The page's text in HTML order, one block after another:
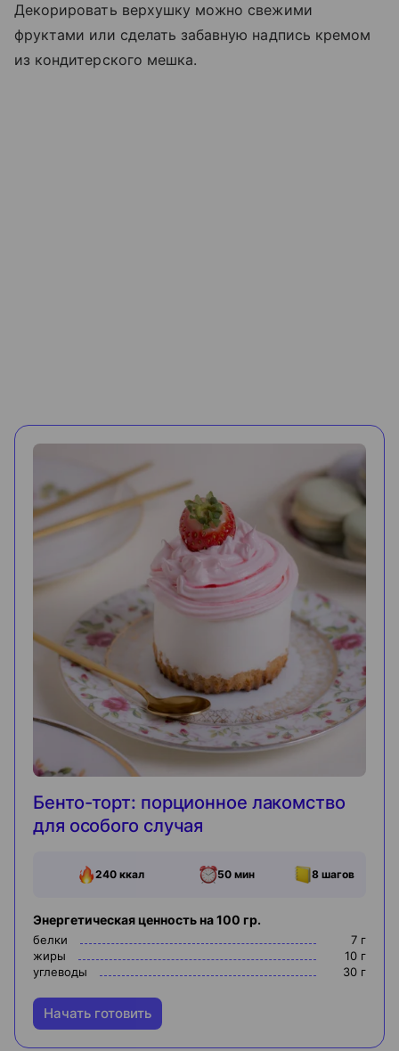
Декорировать верхушку можно свежими
фруктами или сделать забавную надпись кремом
из кондитерского мешка.
Бенто-торт: порционное лакомство
для особого случая
240ккал 50 мин 8 шагов
Энергетическая ценность на 100 гр.
белки 7 г
жиры
10 г
углеводы
30 г
Начать готовить